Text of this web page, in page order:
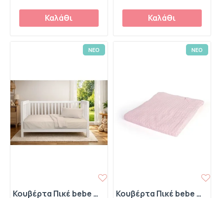
Καλάθι Καλάθι
ΝΕΟ
Κουβέρτα Πικέ bebe Μονόχρωμη 325 gr/m² 125x150 Ecru 100% Cotton
ΝΕΟ
Κουβέρτα Πικέ bebe Μονόχρωμη 325 gr/m² 85x110 English Rose 100% Cotton